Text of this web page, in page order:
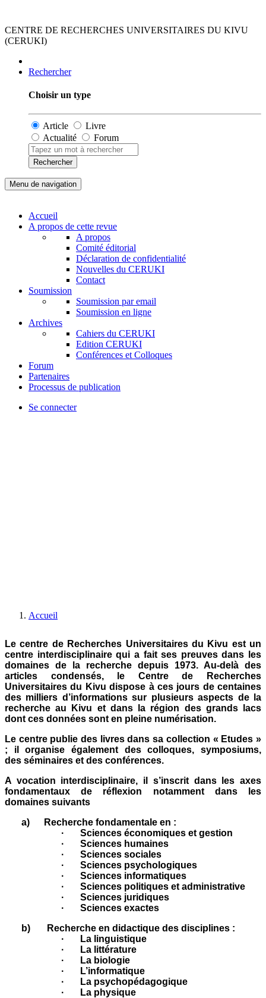
CENTRE DE RECHERCHES UNIVERSITAIRES DU KIVU
(CERUKI)
Rechercher
Choisir un type
Article
Livre
Actualité
Forum
Rechercher
Menu de navigation
Accueil
A propos de cette revue
A propos
Comité éditorial
Déclaration de confidentialité
Nouvelles du CERUKI
Contact
Soumission
Soumission par email
Soumission en ligne
Archives
Cahiers du CERUKI
Edition CERUKI
Conférences et Colloques
Forum
Partenaires
Processus de publication
Se connecter
Accueil
Le centre de Recherches Universitaires du Kivu est un
centre interdisciplinaire qui a fait ses preuves dans les
domaines de la recherche depuis 1973. Au-delà des
articles condensés, le Centre de Recherches
Universitaires du Kivu dispose à ces jours de centaines
des milliers d’informations sur plusieurs aspects de la
recherche au Kivu et dans la région des grands lacs
dont ces données sont en pleine numérisation.
Le centre publie des livres dans sa collection « Etudes »
; il organise également descolloques,symposiums,
des séminaires et des conférences.
A vocation interdisciplinaire, il s’inscrit dans les axes
fondamentaux de réflexion notamment dans les
domaines suivants
a) Recherche fondamentale en :
·
Sciences économiques et gestion
·
Sciences humaines
·
Sciences sociales
·
Sciences psychologiques
·
Sciences informatiques
·
Sciences politiques et administrative
·
Sciences juridiques
·
Sciences exactes
b) Recherche en didactique des disciplines :
·
La linguistique
·
La littérature
·
La biologie
·
L’informatique
·
La psychopédagogique
·
La physique